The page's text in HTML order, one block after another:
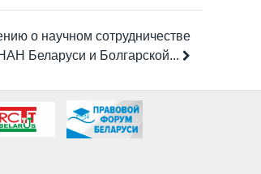
о научном сотрудничестве
Беларуси и Болгарской...